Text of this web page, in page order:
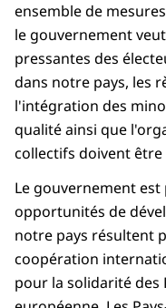
ensemble de
le gouvernement
pressantes des
dans notre pays, les
l'intégration des
qualité ainsi que
collectifs doivent être
Le gouvernement
opportunités de
notre pays résultent
coopération
pour la solidarité des